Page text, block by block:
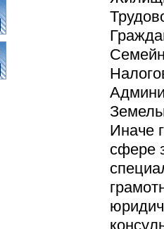
Иначе
сфере